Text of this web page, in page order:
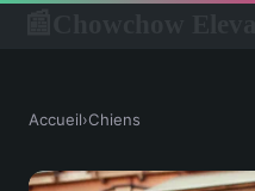
Accueil›Chiens